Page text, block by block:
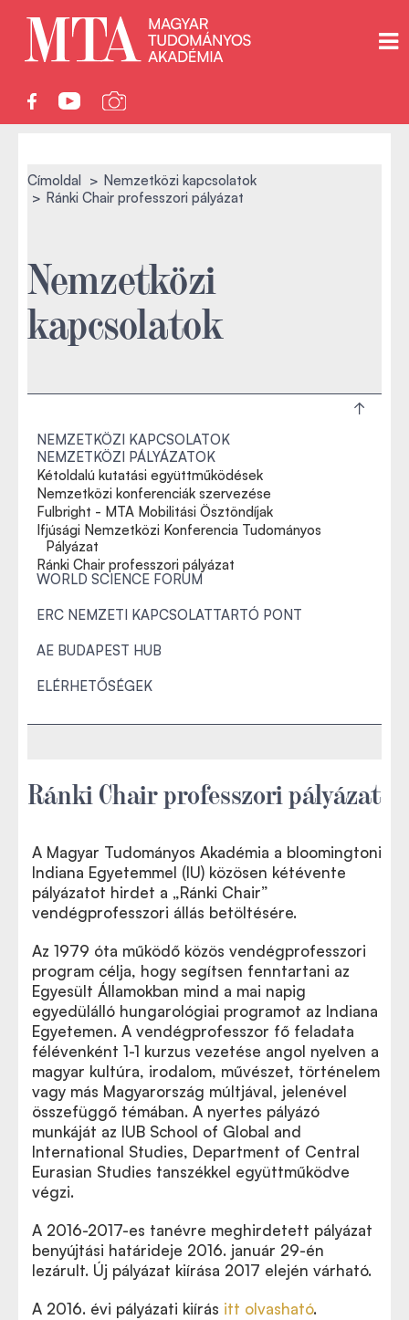
Címoldal
Nemzetközi kapcsolatok
Ránki Chair professzori pályázat
Nemzetközi
kapcsolatok
NEMZETKÖZI KAPCSOLATOK
NEMZETKÖZI PÁLYÁZATOK
Kétoldalú kutatási együttműködések
Nemzetközi konferenciák szervezése
Fulbright - MTA Mobilitási Ösztöndíjak
Ifjúsági Nemzetközi Konferencia Tudományos
Pályázat
Ránki Chair professzori pályázat
WORLD SCIENCE FORUM
ERC NEMZETI KAPCSOLATTARTÓ PONT
AE BUDAPEST HUB
ELÉRHETŐSÉGEK
Ránki Chair professzori pályázat
A Magyar Tudományos Akadémia a bloomingtoni
Indiana Egyetemmel (IU) közösen kétévente
pályázatot hirdet a „Ránki Chair”
vendégprofesszori állás betöltésére.
Az 1979 óta működő közös vendégprofesszori
program célja, hogy segítsen fenntartani az
Egyesült Államokban mind a mai napig
egyedülálló hungarológiai programot az Indiana
Egyetemen. A vendégprofesszor fő feladata
félévenként 1-1 kurzus vezetése angol nyelven a
magyar kultúra, irodalom, művészet, történelem
vagy más Magyarország múltjával, jelenével
összefüggő témában. A nyertes pályázó
munkáját az IUB School of Global and
International Studies, Department of Central
Eurasian Studies tanszékkel együttműködve
végzi.
A 2016-2017-es tanévre meghirdetett pályázat
benyújtási határideje 2016. január 29-én
lezárult. Új pályázat kiírása 2017 elején várható.
A 2016. évi pályázati kiírás itt olvasható.